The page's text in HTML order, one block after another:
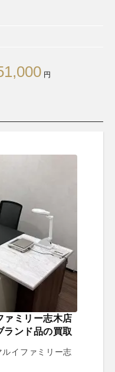
円
ァミリー志木店
ランド品の買取
イファミリー志